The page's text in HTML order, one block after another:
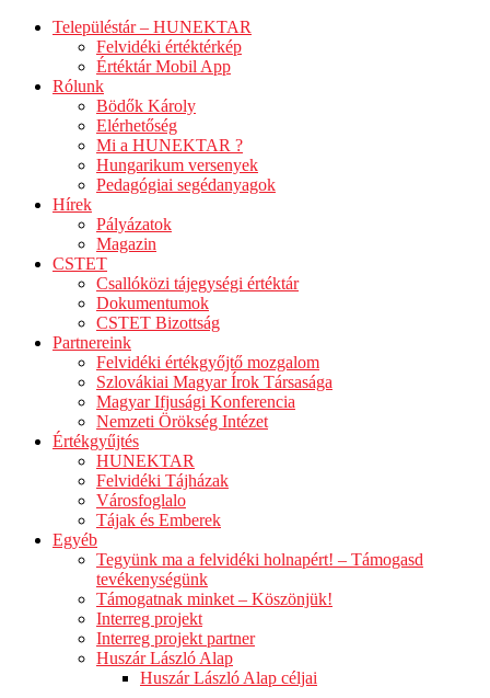
Településtár – HUNEKTAR
Felvidéki értéktérkép
Értéktár Mobil App
Rólunk
Bödők Károly
Elérhetőség
Mi a HUNEKTAR ?
Hungarikum versenyek
Pedagógiai segédanyagok
Hírek
Pályázatok
Magazin
CSTET
Csallóközi tájegységi értéktár
Dokumentumok
CSTET Bizottság
Partnereink
Felvidéki értékgyőjtő mozgalom
Szlovákiai Magyar Írok Társasága
Magyar Ifjusági Konferencia
Nemzeti Örökség Intézet
Értékgyűjtés
HUNEKTAR
Felvidéki Tájházak
Városfoglalo
Tájak és Emberek
Egyéb
Tegyünk ma a felvidéki holnapért! – Támogasd
tevékenységünk
Támogatnak minket – Köszönjük!
Interreg projekt
Interreg projekt partner
Huszár László Alap
Huszár László Alap céljai